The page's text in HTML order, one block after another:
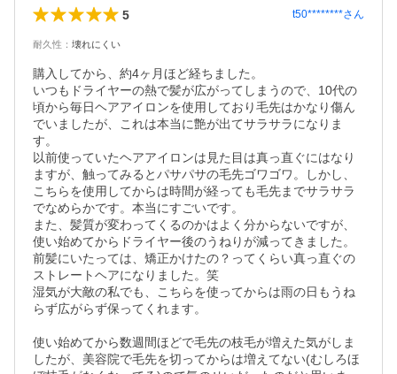
5 t50********さん
耐久性 ： 壊れにくい
購入してから、約4ヶ月ほど経ちました。
いつもドライヤーの熱で髪が広がってしまうので、10代の
頃から毎日ヘアアイロンを使用しており毛先はかなり傷ん
でいましたが、これは本当に艶が出てサラサラになりま
す。
以前使っていたヘアアイロンは見た目は真っ直ぐにはなり
ますが、触ってみるとパサパサの毛先ゴワゴワ。しかし、
こちらを使用してからは時間が経っても毛先までサラサラ
でなめらかです。本当にすごいです。
また、髪質が変わってくるのかはよく分からないですが、
使い始めてからドライヤー後のうねりが減ってきました。
前髪にいたっては、矯正かけたの？ってくらい真っ直ぐの
ストレートヘアになりました。笑
湿気が大敵の私でも、こちらを使ってからは雨の日もうね
らず広がらず保ってくれます。
使い始めてから数週間ほどで毛先の枝毛が増えた気がしま
したが、美容院で毛先を切ってからは増えてない(むしろほ